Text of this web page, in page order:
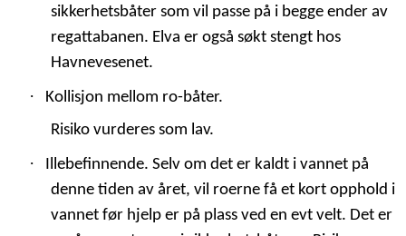
sikkerhetsbåter som vil passe på i begge ender av
regattabanen. Elva er også søkt stengt hos
Havnevesenet.
·
Kollisjon mellom ro-båter.
Risiko vurderes som lav.
·
Illebefinnende. Selv om det er kaldt i vannet på
denne tiden av året, vil roerne få et kort opphold i
vannet før hjelp er på plass ved en evt velt. Det er